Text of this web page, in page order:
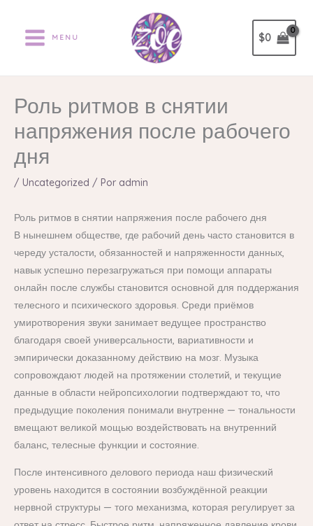
contenido
MENU $0
Роль ритмов в снятии
напряжения после рабочего
дня
/ Uncategorized / Por admin
Роль ритмов в снятии напряжения после рабочего дня
В нынешнем обществе, где рабочий день часто становится в
череду усталости, обязанностей и напряженности данных,
навык успешно перезагружаться при помощи аппараты
онлайн после службы становится основной для поддержания
телесного и психического здоровья. Среди приёмов
умиротворения звуки занимает ведущее пространство
благодаря своей универсальности, вариативности и
эмпирически доказанному действию на мозг. Музыка
сопровождают людей на протяжении столетий, и текущие
данные в области нейропсихологии подтверждают то, что
предыдущие поколения понимали внутренне — тональности
вмещают великой мощью воздействовать на внутренний
баланс, телесные функции и состояние.
После интенсивного делового периода наш физический
уровень находится в состоянии возбуждённой реакции
нервной структуры — того механизма, которая регулирует за